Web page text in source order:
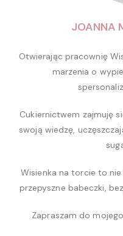
JOANNA
Otwierając pracownię
marzenia o
Cukiernictwem zajmuję
swoją wiedzę,
Wisienka na torcie to
przepyszne babeczki,
Zapraszam do